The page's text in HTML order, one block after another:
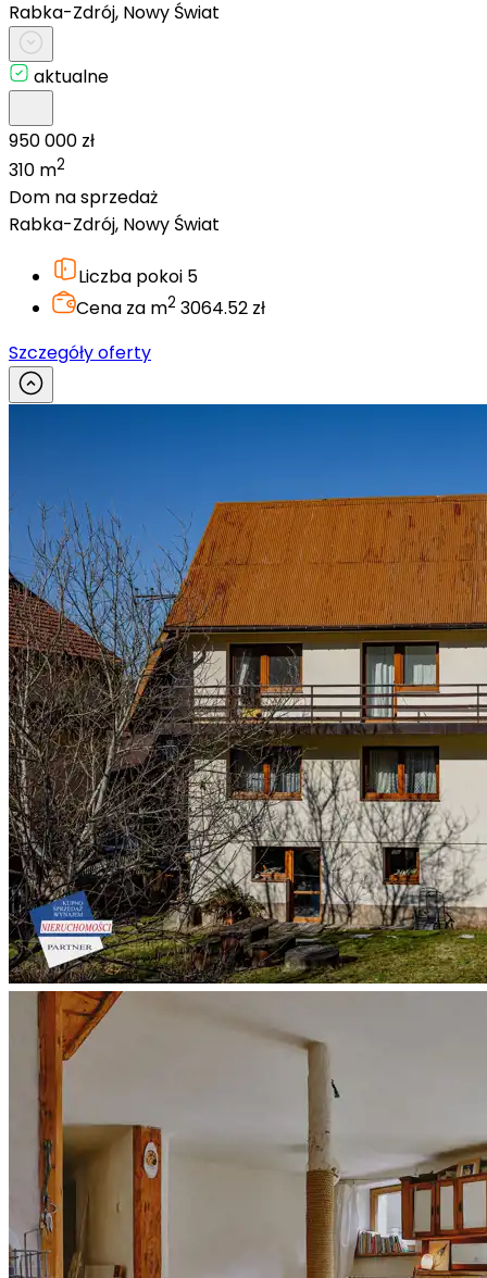
Rabka-Zdrój, Nowy Świat
aktualne
950 000 zł
310 m2
Dom na sprzedaż
Rabka-Zdrój, Nowy Świat
Liczba pokoi 5
Cena za m2 3064.52 zł
Szczegóły oferty